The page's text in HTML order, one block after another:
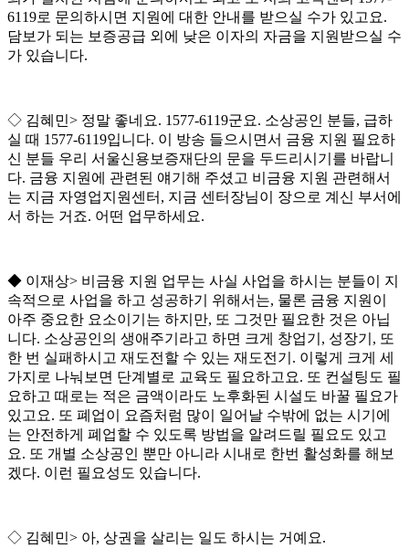
6119로 문의하시면 지원에 대한 안내를 받으실 수가 있고요.
담보가 되는 보증공급 외에 낮은 이자의 자금을 지원받으실 수
가 있습니다.
◇ 김혜민> 정말 좋네요. 1577-6119군요. 소상공인 분들, 급하
실 때 1577-6119입니다. 이 방송 들으시면서 금융 지원 필요하
신 분들 우리 서울신용보증재단의 문을 두드리시기를 바랍니
다. 금융 지원에 관련된 얘기해 주셨고 비금융 지원 관련해서
는 지금 자영업지원센터 , 지금 센터장님이 장으로 계신 부서에
서 하는 거죠. 어떤 업무하세요.
◆ 이재상> 비금융 지원 업무는 사실 사업을 하시는 분들이 지
속적으로 사업을 하고 성공하기 위해서는, 물론 금융 지원이
아주 중요한 요소이기는 하지만, 또 그것만 필요한 것은 아닙
니다. 소상공인의 생애주기라고 하면 크게 창업기 , 성장기 , 또
한 번 실패하시고 재도전할 수 있는 재도전기 . 이렇게 크게 세
가지로 나눠보면 단계별로 교육도 필요하고요. 또 컨설팅도 필
요하고 때로는 적은 금액이라도 노후화된 시설도 바꿀 필요가
있고요. 또 폐업이 요즘처럼 많이 일어날 수밖에 없는 시기에
는 안전하게 폐업할 수 있도록 방법을 알려드릴 필요도 있고
요. 또 개별 소상공인 뿐만 아니라 시내로 한번 활성화를 해보
겠다. 이런 필요성도 있습니다.
◇ 김혜민> 아, 상권을 살리는 일도 하시는 거예요.